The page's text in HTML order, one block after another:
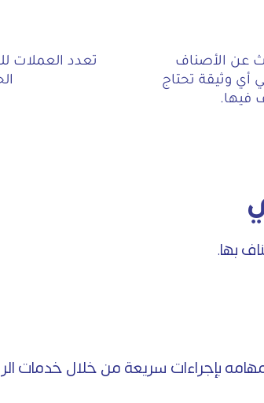
عن الأصناف
أي وثيقة تحتاج
فيها.
تعدد العملات
بها.
بإجراءات سريعة من خلال خدمات